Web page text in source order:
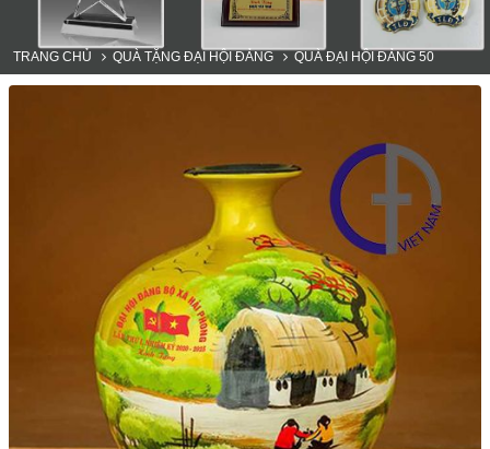
TRANG CHỦ QUÀ TẶNG ĐẠI HỘI ĐẢNG QUÀ ĐẠI HỘI ĐẢNG 50